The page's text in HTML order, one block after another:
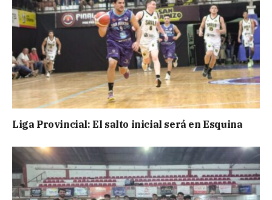
Liga Provincial: El salto inicial será en Esquina